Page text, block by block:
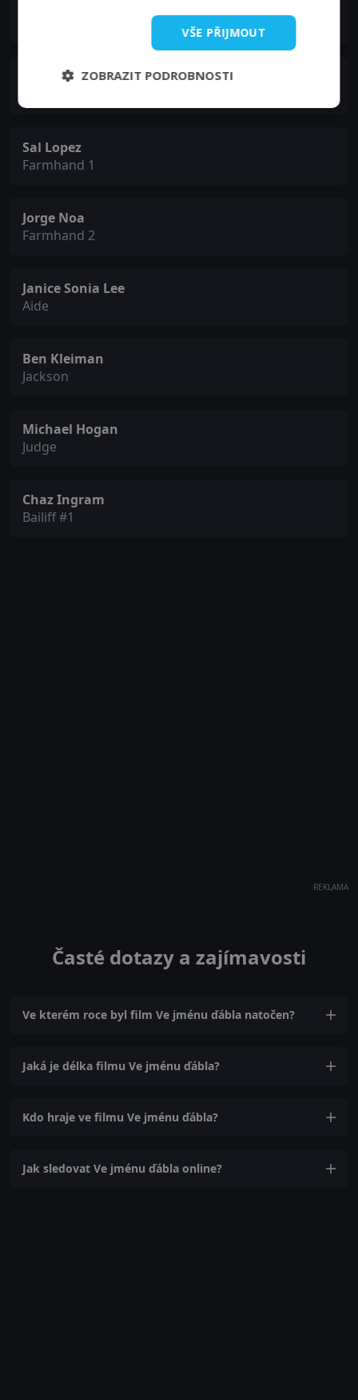
Rob Moran
Sal Lopez
Farmhand 1
Jorge Noa
Farmhand 2
Janice Sonia Lee
Aide
Ben Kleiman
Jackson
Michael Hogan
Judge
Chaz Ingram
Bailiff #1
REKLAMA
Časté dotazy a zajímavosti
Ve kterém roce byl film Ve jménu ďábla natočen?
Jaká je délka filmu Ve jménu ďábla?
Kdo hraje ve filmu Ve jménu ďábla?
Jak sledovat Ve jménu ďábla online?
VŠE PŘIJMOUT
ZOBRAZIT PODROBNOSTI